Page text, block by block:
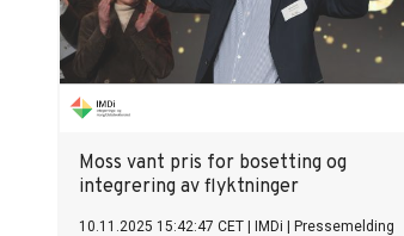
Moss vant pris for bosetting og
integrering av flyktninger
10.11.2025 15:42:47 CET IMDi Pressemelding